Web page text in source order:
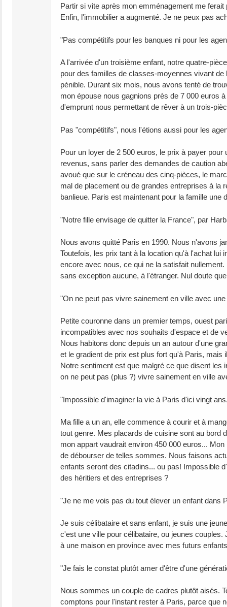
Partir si vite après mon emménagement me
Enfin, l'immobilier a augmenté. Je ne peux pas
"Pas compétitifs pour les banques ni pour les
A l'arrivée d'un troisième enfant, notre quatre-
pour des familles de classes-moyennes vivant
pénible. Durant six mois, nous avons tenté de
mon épouse nous gagnions près de 7 000 euros
d'emprunt nous permettant de rêver à un trois-
Pas "compétitifs", nous l'étions aussi pour les
Pour un loyer de 2 500 euros, le prix à payer
revenus, sans parler des demandes de caution
avoué que sur le créneau des cinq-pièces, le
mal de placement ou de grandes entreprises à
banlieue. Paris est maintenant pour la famille une
"Notre fille envisage de quitter la France", par
Nous avons quitté Paris en 1990. Nous n'avons
Toutefois, les prix tant à la location qu'à l'achat
encore avec nous, ce qui ne la satisfait
sans exception aucune, à l'étranger. Nul doute
"On ne peut pas vivre sainement en ville avec
Petite couronne dans un premier temps, ouest
incompatibles avec nos souhaits d'espace et de
Nous habitons donc depuis un an autour d'une
et le gradient de prix est plus fort qu'à Paris,
Notre sentiment est que malgré ce que disent les
on ne peut pas (plus ?) vivre sainement en ville
"Impossible d'imaginer la vie à Paris d'ici vingt
Ma fille a un an, elle commence à courir et à
tout genre. Mes placards de cuisine sont au bord
mon appart vaudrait environ 450 000 euros...
de débourser de telles sommes. Nous faisons
enfants seront des citadins... ou pas! Impossible
des héritiers et des entreprises ?
"Je ne me vois pas du tout élever un enfant dans
Je suis célibataire et sans enfant, je suis une
c'est une ville pour célibataire, ou jeunes
à une maison en province avec mes futurs
"Je fais le constat plutôt amer d'être d'une
Nous sommes un couple de cadres plutôt aisés.
comptons pour l'instant rester à Paris, parce que